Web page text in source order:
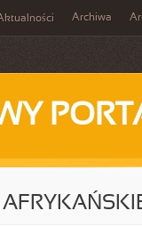
Archiwa